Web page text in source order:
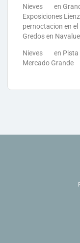
Nieves en
Exposiciones
pernoctacion en
Gredos en
Nieves en Pista
Mercado Grande